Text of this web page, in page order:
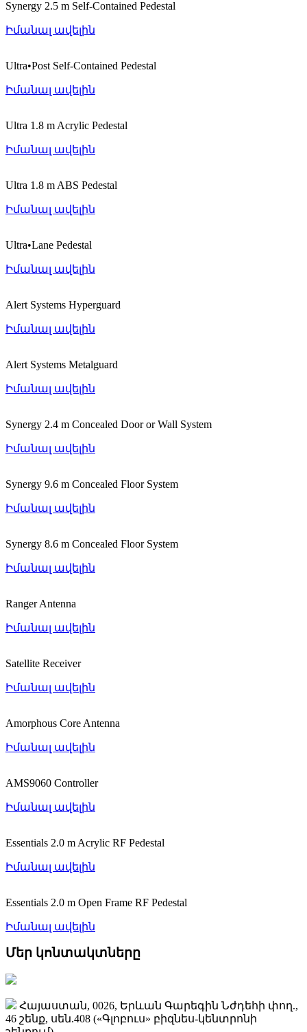
Synergy 2.5 m Self-Contained Pedestal
Իմանալ ավելին
Ultra•Post Self-Contained Pedestal
Իմանալ ավելին
Ultra 1.8 m Acrylic Pedestal
Իմանալ ավելին
Ultra 1.8 m ABS Pedestal
Իմանալ ավելին
Ultra•Lane Pedestal
Իմանալ ավելին
Alert Systems Hyperguard
Իմանալ ավելին
Alert Systems Metalguard
Իմանալ ավելին
Synergy 2.4 m Concealed Door or Wall System
Իմանալ ավելին
Synergy 9.6 m Concealed Floor System
Իմանալ ավելին
Synergy 8.6 m Concealed Floor System
Իմանալ ավելին
Ranger Antenna
Իմանալ ավելին
Satellite Receiver
Իմանալ ավելին
Amorphous Core Antenna
Իմանալ ավելին
AMS9060 Controller
Իմանալ ավելին
Essentials 2.0 m Acrylic RF Pedestal
Իմանալ ավելին
Essentials 2.0 m Open Frame RF Pedestal
Իմանալ ավելին
Մեր կոնտակտները
Հայաստան, 0026, Երևան Գարեգին Նժդեհի փող.,
46 շենք, սեն.408 («Գլոբուս» բիզնես-կենտրոնի